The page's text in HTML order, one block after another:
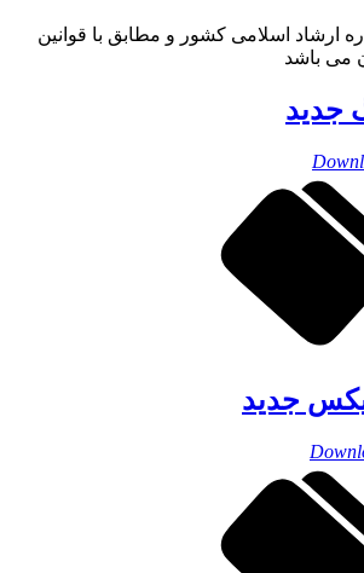
ارشاد اسلامی کشور و مطابق با قوانین
می باشد
جدید
جدید